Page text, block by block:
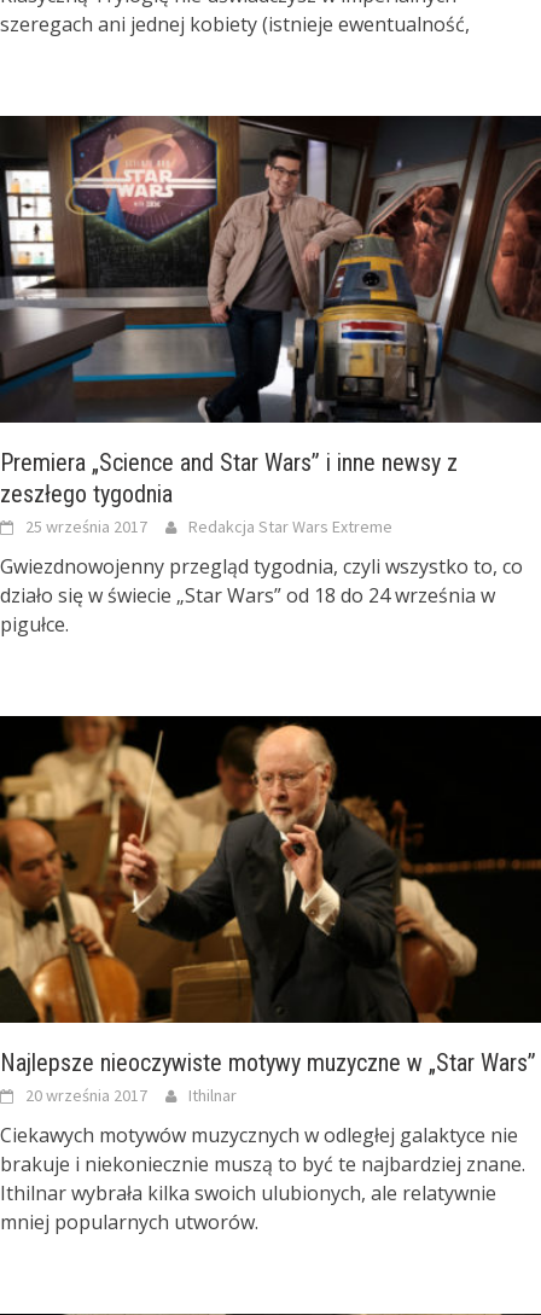
szeregach ani jednej kobiety (istnieje ewentualność,
Premiera „Science and Star Wars” i inne newsy z
zeszłego tygodnia
25 września 2017 Redakcja Star Wars Extreme
Gwiezdnowojenny przegląd tygodnia, czyli wszystko to, co
działo się w świecie „Star Wars” od 18 do 24 września w
pigułce.
Najlepsze nieoczywiste motywy muzyczne w „Star Wars”
20 września 2017 Ithilnar
Ciekawych motywów muzycznych w odległej galaktyce nie
brakuje i niekoniecznie muszą to być te najbardziej znane.
Ithilnar wybrała kilka swoich ulubionych, ale relatywnie
mniej popularnych utworów.